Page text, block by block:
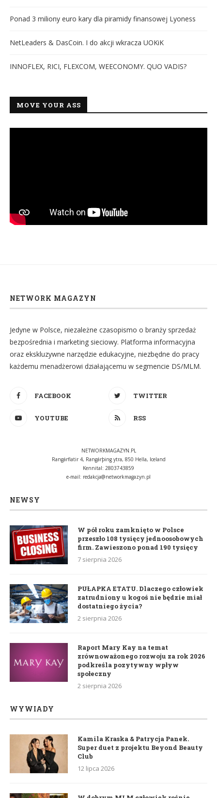
Ponad 3 miliony euro kary dla piramidy finansowej Lyoness
NetLeaders & DasCoin. I do akcji wkracza UOKiK
INNOFLEX, RICI, FLEXCOM, WEECONOMY. QUO VADIS?
MOVE YOUR ASS
NETWORK MAGAZYN
Jedyne w Polsce, niezależne czasopismo o branży sprzedaż
bezpośrednia i marketing sieciowy. Platforma informacyjna
oraz ekskluzywne narzędzie edukacyjne, niezbędne do pracy
każdemu menadżerowi działającemu w segmencie DS/MLM.
FACEBOOK TWITTER
YOUTUBE RSS
NETWORKMAGAZYN.PL
Rangárflatir 4, Rangárþing ytra, 850 Hella, Iceland
Kennital: 2803743859
e-mail: redakcja@networkmagazyn.pl
NEWSY
W pół roku zamknięto w Polsce
przeszło 108 tysięcy jednoosobowych
firm. Zawieszono ponad 190 tysięcy
7 sierpnia 2026
PUŁAPKA ETATU. Dlaczego człowiek
zatrudniony u kogoś nie będzie miał
dostatniego życia?
2 sierpnia 2026
Raport Mary Kay na temat
zrównoważonego rozwoju za rok 2026
podkreśla pozytywny wpływ
społeczny
2 sierpnia 2026
WYWIADY
Kamila Kraska & Patrycja Panek.
Super duet z projektu Beyond Beauty
Club
12 lipca 2026